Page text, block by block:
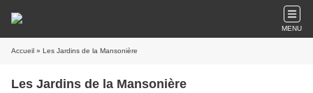
MENU
Accueil » Les Jardins de la Mansonière
Les Jardins de la Mansonière